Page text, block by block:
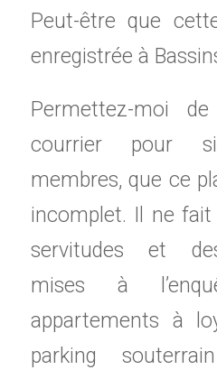
Peut-être que
enregistrée à
Permettez-moi
courrier pour
membres, que ce
incomplet. Il ne
servitudes et
mises à
appartements à
parking